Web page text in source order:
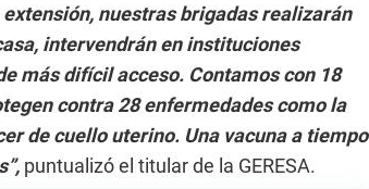
nuestras brigadas realizarán
intervendrán en instituciones
más difícil acceso. Contamos con 18
contra 28 enfermedades como la
de cuello uterino. Una vacuna a tiempo
puntualizó el titular de la GERESA.